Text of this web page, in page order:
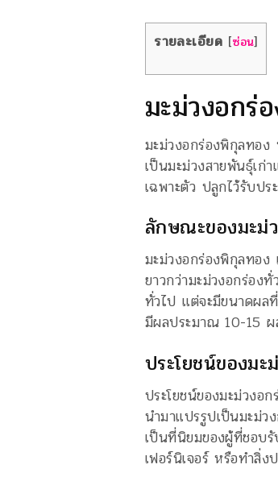
รายละเอียด [ซ่อน]
มะม่วงอก
มะม่วงอกร่องพิกุลทอ
เป็นมะม่วงสายพันธุ์เ
เฉพาะตัว ปลูกไว้รับป
ลักษณะของมะม่
มะม่วงอกร่องพิกุลทอ
ยาวกว่ามะม่วงอกร่อ
ทั่วไป แต่จะมีขนาดผล
มีผลประมาณ 10-15 ผ
ประโยชน์ของม
ประโยชน์ของมะม่วงอ
นำมาแปรรูปเป็นมะม่
เป็นที่นิยมของผู้ที่ชอบรั
เฟอร์นิเจอร์ หรือทำสิ่ง